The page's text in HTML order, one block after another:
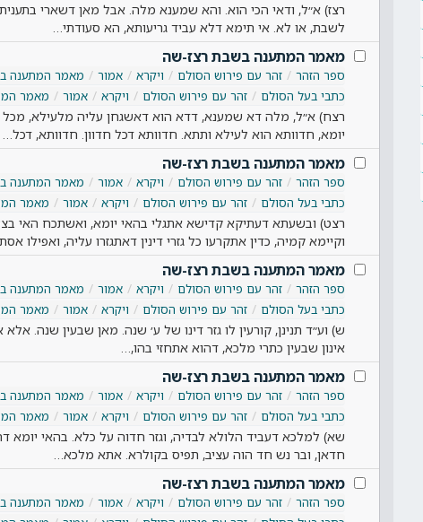
רצז) א״ל, ודאי הכי הוא. והא שמענא מלה. אבל מאן דשארי
לשבת, או לא. אי תימא דלא עביד גריעותא, הא סעודתי…
מאמר המתענה בשבת רצז-שה
ספר הזהר זהר עם פירוש הסולם ויקרא אמור
מאמר המתענה
כתבי בעל הסולם
זהר עם פירוש הסולם ויקרא אמור מאמר
רצח) א״ל, מלה דא שמענא, דדא הוא דאשגחן עליה מלעילא, מכל
יומא, חדוותא הוא לעילא ותתא. חדוותא דכל חדוון. חדוותא, דכל…
מאמר המתענה בשבת רצז-שה
ספר הזהר זהר עם פירוש הסולם ויקרא אמור
מאמר המתענה
כתבי בעל הסולם
זהר עם פירוש הסולם ויקרא אמור מאמר
רצט) ובשעתא דעתיקא קדישא אתגלי בהאי יומא, ואשתכח האי
וקיימא קמיה, כדין אתקרעו כל גזרי דינין דאתגזרו עליה, ואפילו
מאמר המתענה בשבת רצז-שה
ספר הזהר זהר עם פירוש הסולם ויקרא אמור
מאמר המתענה
כתבי בעל הסולם
זהר עם פירוש הסולם ויקרא אמור מאמר
ש) וע״ד תנינן, קורעין לו גזר דינו של ע׳ שנה. מאן שבעין שנה.
אינון שבעין כתרי מלכא, דהוא אתחזי בהו,…
מאמר המתענה בשבת רצז-שה
ספר הזהר זהר עם פירוש הסולם ויקרא אמור
מאמר המתענה
כתבי בעל הסולם
זהר עם פירוש הסולם ויקרא אמור מאמר
שא) למלכא דעביד הלולא לבדיה, וגזר חדוה על כלא. בהאי יומא
חדאן, ובר נש חד הוה עציב, תפיס בקולרא. אתא מלכא…
מאמר המתענה בשבת רצז-שה
ספר הזהר זהר עם פירוש הסולם ויקרא אמור
מאמר המתענה